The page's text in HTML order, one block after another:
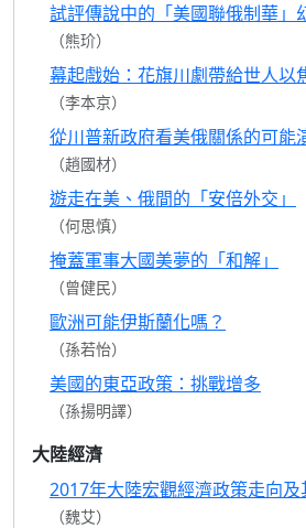
試評傳說中的「美國聯俄制華」
（熊玠）
幕起戲始：花旗川劇帶給世人以
（李本京）
從川普新政府看美俄關係的可能
（趙國材）
遊走在美、俄間的「安倍外交」
（何思慎）
掩蓋軍事大國美夢的「和解」
（曾健民）
歐洲可能伊斯蘭化嗎？
（孫若怡）
美國的東亞政策：挑戰增多
（孫揚明譯）
大陸經濟
2017年大陸宏觀經濟政策走向及
（魏艾）